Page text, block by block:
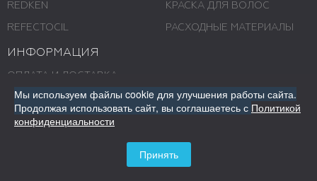
REDKEN
REFECTOCIL
КРАСКА ДЛЯ ВОЛОС
РАСХОДНЫЕ МАТЕРИАЛЫ
ИНФОРМАЦИЯ
ОПЛАТА И ДОСТАВКА
О НАС
СТАТЬИ
Мы используем файлы cookie для улучшения работы сайта.
Продолжая использовать сайт, вы соглашаетесь с Политикой
конфиденциальности
Принять